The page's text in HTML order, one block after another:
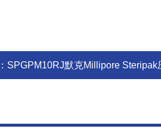
SPGPM10RJ默克Millipore Steripak压力